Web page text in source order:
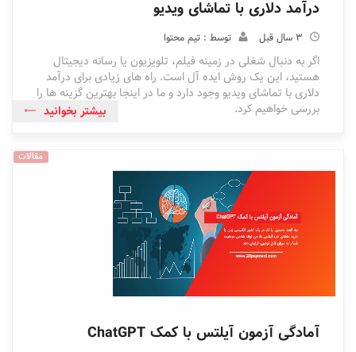
درآمد دلاری با تماشای ویدیو
3 سال قبل توسط : تیم محتوا
اگر به دنبال شغلی در زمینه فیلم، تلویزیون یا رسانه دیجیتال
هستید، این یک روش ایده آل است. راه های زیادی برای درآمد
دلاری با تماشای ویدیو وجود دارد و ما در اینجا بهترین گزینه ها را
بررسی خواهیم کرد.
بیشتر بخوانید
مقالات
آمادگی آزمون آیلتس با کمک ChatGPT